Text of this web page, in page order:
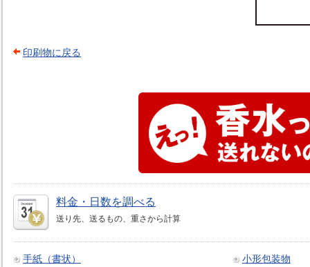
印刷物に戻る
料金・日数を調べる
送り先、送るもの、重さから計算
手紙（書状）
小形包装物